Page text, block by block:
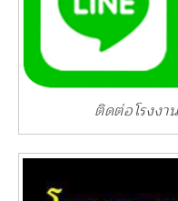
ติดต่อโรงงา